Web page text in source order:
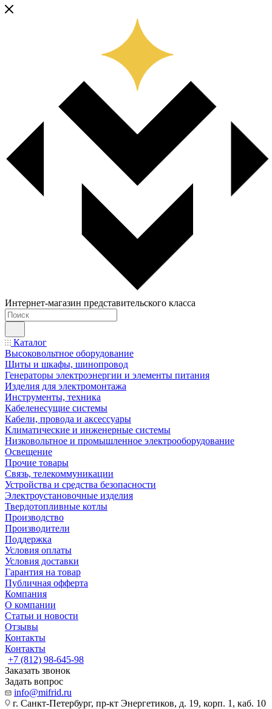
Интернет-магазин представительского класса
Каталог
Высоковольтное оборудование
Щиты и шкафы, шинопровод
Генераторы электроэнергии и элементы питания
Изделия для электромонтажа
Инструменты, техника
Кабеленесущие системы
Кабели, провода и аксессуары
Климатические и инженерные системы
Низковольтное и промышленное электрооборудование
Освещение
Прочие товары
Связь, телекоммуникации
Устройства и средства безопасности
Электроустановочные изделия
Твердотопливные котлы
Производство
Производители
Поддержка
Условия оплаты
Условия доставки
Гарантия на товар
Публичная офферта
Компания
О компании
Статьи и новости
Отзывы
Контакты
Контакты
+7 (812) 98-645-98
Заказать звонок
Задать вопрос
info@mifrid.ru
г. Санкт-Петербург, пр-кт Энергетиков, д. 19, корп. 1, каб. 10